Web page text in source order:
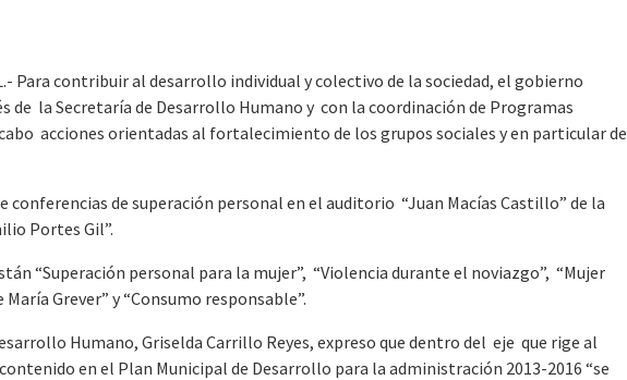
Para contribuir al desarrollo individual y colectivo de la sociedad, el gobierno
de la Secretaría de Desarrollo Humano y con la coordinación de Programas
acciones orientadas al fortalecimiento de los grupos sociales y en particular de
de superación personal en el auditorio “Juan Macías Castillo” de la
Portes Gil”.
“Superación personal para la mujer”, “Violencia durante el noviazgo”, “Mujer
Grever” y “Consumo responsable”.
Humano, Griselda Carrillo Reyes, expreso que dentro del eje que rige al
en el Plan Municipal de Desarrollo para la administración 2013-2016 “se